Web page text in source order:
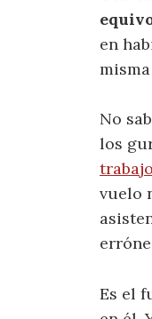
en
No
los
vuelo
Es el